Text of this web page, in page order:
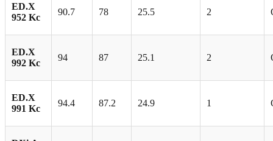
ED.X
952 Kc
90.7 78 25.5 2
ED.X
992 Kc
94 87 25.1 2
ED.X
991 Kc
94.4 87.2 24.9 1